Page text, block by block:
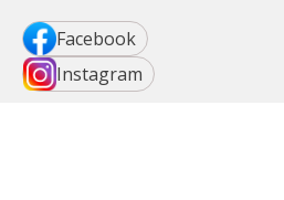
Facebook
Instagram